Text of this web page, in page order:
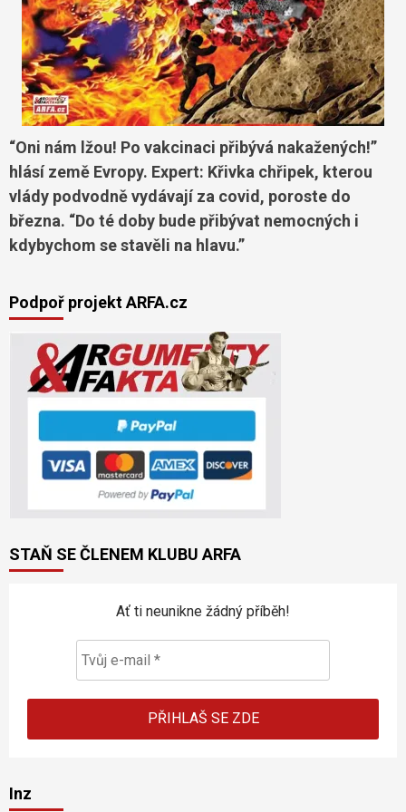
“Oni nám lžou! Po vakcinaci přibývá nakažených!”
hlásí země Evropy. Expert: Křivka chřipek, kterou
vlády podvodně vydávají za covid, poroste do
března. “Do té doby bude přibývat nemocných i
kdybychom se stavěli na hlavu.”
Podpoř projekt ARFA.cz
STAŇ SE ČLENEM KLUBU ARFA
Ať ti neunikne žádný příběh!
Inz